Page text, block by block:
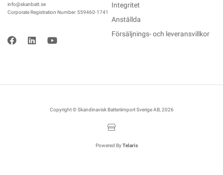
info@skanbatt.se
Corporate Registration Number: 559460-1741
Integritet
Anställda
Försäljnings- och leveransvillkor
Copyright © Skandinavisk Batteriimport Sverige AB, 2026
Powered ByTelaris